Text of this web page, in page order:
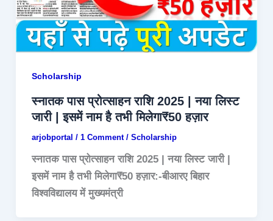
Scholarship
स्नातक पास प्रोत्साहन राशि 2025 | नया लिस्ट
जारी | इसमें नाम है तभी मिलेगा₹50 हज़ार
arjobportal / 1 Comment / Scholarship
स्नातक पास प्रोत्साहन राशि 2025 | नया लिस्ट जारी |
इसमें नाम है तभी मिलेगा₹50 हज़ार:-बीआरए बिहार
विश्वविद्यालय में मुख्यमंत्री